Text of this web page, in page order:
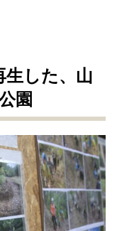
した、山
園